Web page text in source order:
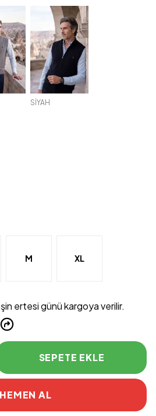
SİYAH
M XL
ertesi günü kargoya verilir.
SEPETE EKLE
HEMEN AL